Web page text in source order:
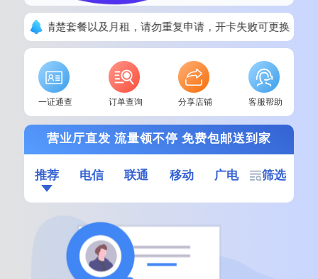
下单请看清楚套餐以及月租，请勿重复申请，开卡失败可更换其他
一证通查 订单查询 分享店铺 客服帮助
营业厅直发 流量领不停 免费包邮送到家
推荐 电信 联通 移动 广电 筛选